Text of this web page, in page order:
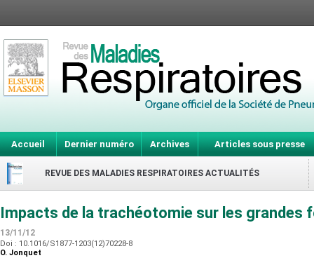
Accueil Dernier numéro Archives Articles sous presse
REVUE DES MALADIES RESPIRATOIRES ACTUALITÉS
Impacts de la trachéotomie sur les grandes
13/11/12
Doi : 10.1016/S1877-1203(12)70228-8
O. Jonquet